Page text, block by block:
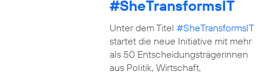
#SheTransformsIT
Unter dem Titel #SheTransformsIT
startet die neue Initiative mit mehr
als 50 Entscheidungsträgerinnen
aus Politik, Wirtschaft,